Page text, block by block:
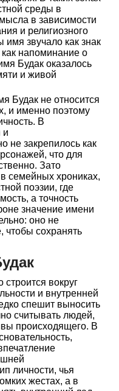
среды в
в зависимости
и религиозного
имя звучало как знак
напоминание о
Будак оказалось
и живой
Будак не относится
и именно поэтому
В
и
не закрепилось как
что для
Зато
семейных хрониках,
поэзии, где
а точность
значение имени
оно не
чтобы сохранять
вокруг
и внутренней
спешит выносить
считывать людей,
происходящего. В
личности, чья
жестах, а в